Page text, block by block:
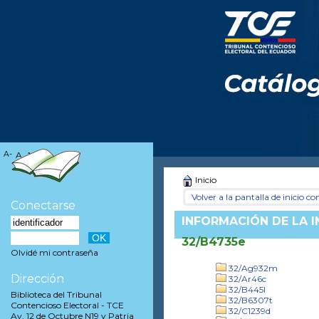
Inicio
Volver a la pantalla de inicio
INFORMACIÓN DE LA
32/B4735e
32/Ag932m
32/Ar46c
32/B445l
32/B6307t
32/C1239d
A- A A+
Conectarse
Olvidé mi contraseña
Dirección
Biblioteca del Tribunal
Contencioso Electoral - TCE
Av. 12 de Octubre N19 y Patria